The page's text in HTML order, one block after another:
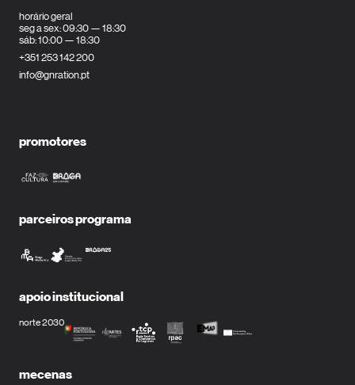
horário geral
seg a sex: 09:30 — 18:30
sáb: 10:00 — 18:30
+351 253 142 200
info@gnration.pt
promotores
parceiros programa
apoio institucional
norte 2030
mecenas